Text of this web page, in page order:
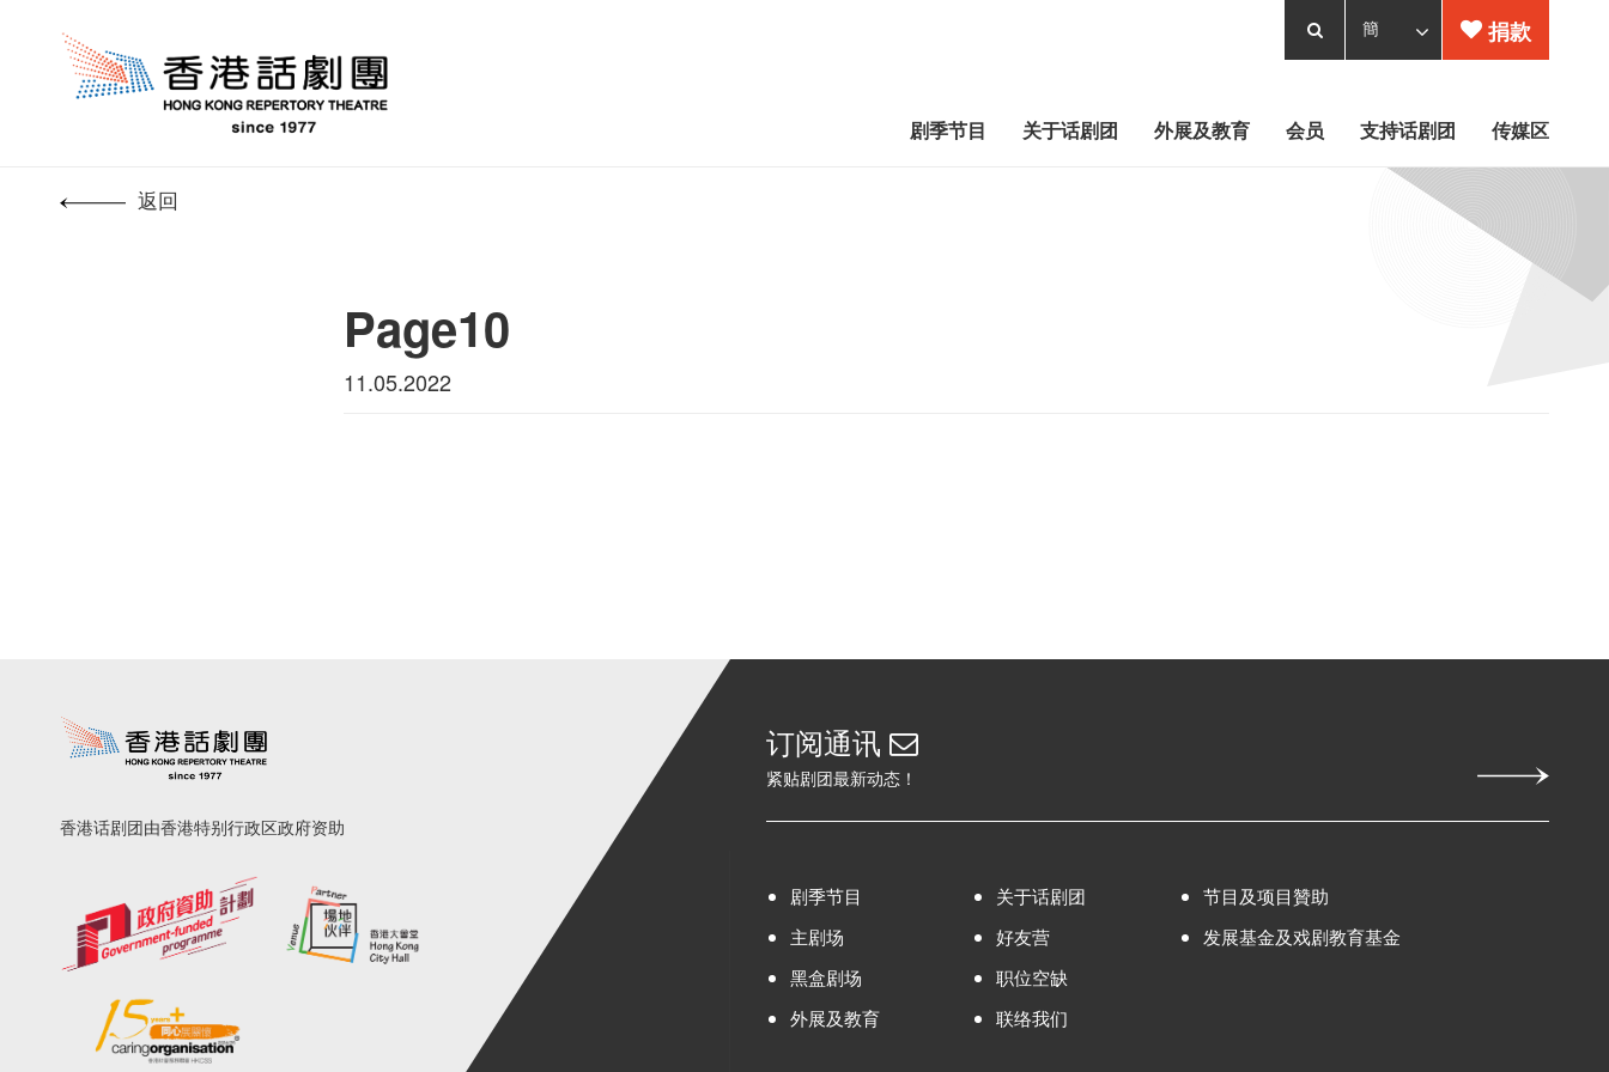
剧季节目 关于话剧团 外展及教育 会员 支持话剧团 传媒区
捐款
返回
Page10
11.05.2022
香港话剧团由香港特别行政区政府资助
订阅通讯
紧贴剧团最新动态！
剧季节目
主剧场
黑盒剧场
外展及教育
关于话剧团
好友营
职位空缺
联络我们
节目及项目贊助
发展基金及戏剧教育基金